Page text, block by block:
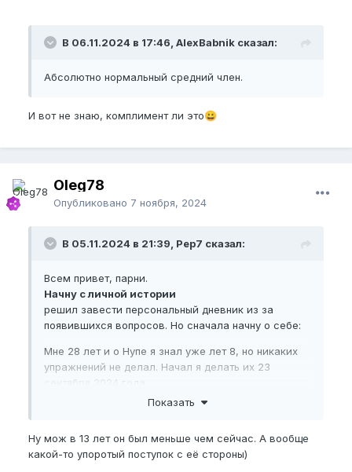
В 06.11.2024 в 17:46, AlexBabnik сказал:
Абсолютно нормальный средний член.
И вот не знаю, комплимент ли это😀
Oleg78
Опубликовано 7 ноября, 2024
В 05.11.2024 в 21:39, Pep7 сказал:
Всем привет, парни.
Начну с личной истории
решил завести персональный дневник из за
появившихся вопросов. Но сначала начну о себе:
Мне 28 лет и о Нупе я знал уже лет 8, но никаких
упражнений не делал. Начал я делать их 23
сентября 2024 года.
Почему только сейчас?Только сейчас удалось
Вроде звучит пошло в этом контексте( рост члена),
Показать
Ну мож в 13 лет он был меньше чем сейчас. А вообще
какой-то упоротый поступок с её стороны)